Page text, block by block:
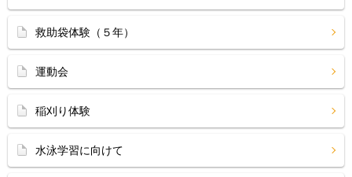
救助袋体験（５年）
運動会
稲刈り体験
水泳学習に向けて